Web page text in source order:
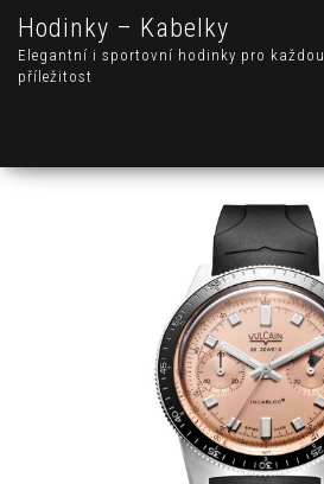
Hodinky – Kabelky
Elegantní i sportovní hodinky pro každou
příležitost